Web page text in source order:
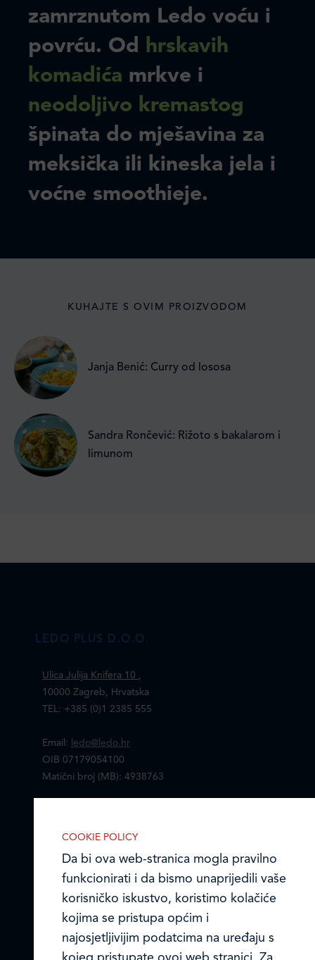
zamrznutom Ledo voću i
povrću. Od hrskavih
komadića mrkve i
neodoljivo kremastog
špinata do mješavina za
meksička ili kineska jela i
voćne smoothieje.
KUHAJTE S OVIM PROIZVODOM
Janja Benić: Curry od lososa
Sandra Rončević: Rižoto s bakalarom i
limunom
LEDO PLUS D.O.O.
Ulica Julija Knifera 10 ,
10000 Zagreb, Hrvatska
TEL: +385 (0)1 2385 555
Email:
ledo@ledo.hr
OIB 07179054100
Matični broj (MB): 4938763
Ledo u inozemstvu
Online formular
Obavijest o Privatnosti i Kolačići
COOKIE POLICY
Da bi ova web-stranica mogla pravilno
funkcionirati i da bismo unaprijedili vaše
korisničko iskustvo, koristimo kolačiće
kojima se pristupa općim i
najosjetljivijim podatcima na uređaju s
IZABERITE KOLAČIĆE NA STRANICI